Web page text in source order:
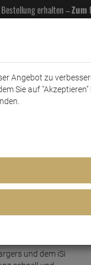
erhalten –Zum
KFZ
und dem iSi
Angebot zu
Sie auf "Akzeptieren"